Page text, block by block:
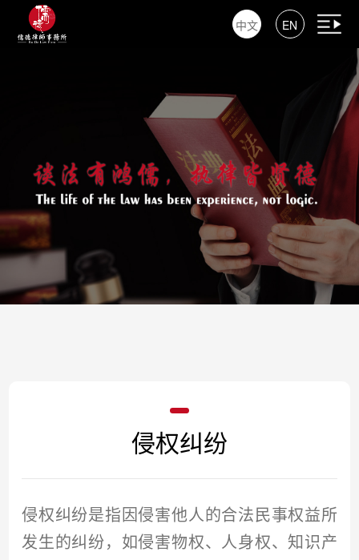
中文 EN
侵权纠纷
侵权纠纷是指因侵害他人的合法民事权益所
发生的纠纷，如侵害物权、人身权、知识产